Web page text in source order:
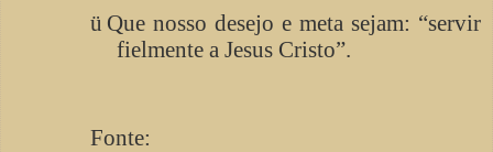
ü Que nosso desejo e meta sejam: “servir
fielmente a Jesus Cristo”.
Fonte: